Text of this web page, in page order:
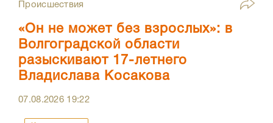
Происшествия
«Он не может без взрослых»: в
Волгоградской области
разыскивают 17-летнего
Владислава Косакова
07.08.2026 19:22